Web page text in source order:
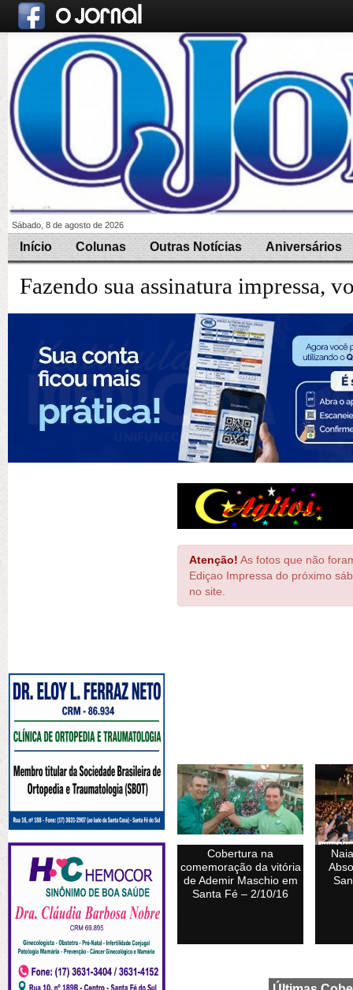
Sábado, 8 de agosto de 2026
Início Colunas Outras Notícias Aniversários
Fazendo sua assinatura impressa,
Atenção! As fotos que não
Ediçao Impressa do próximo
no site.
Cobertura na
comemoração da vitória
de Ademir Maschio em
Santa Fé – 2/10/16